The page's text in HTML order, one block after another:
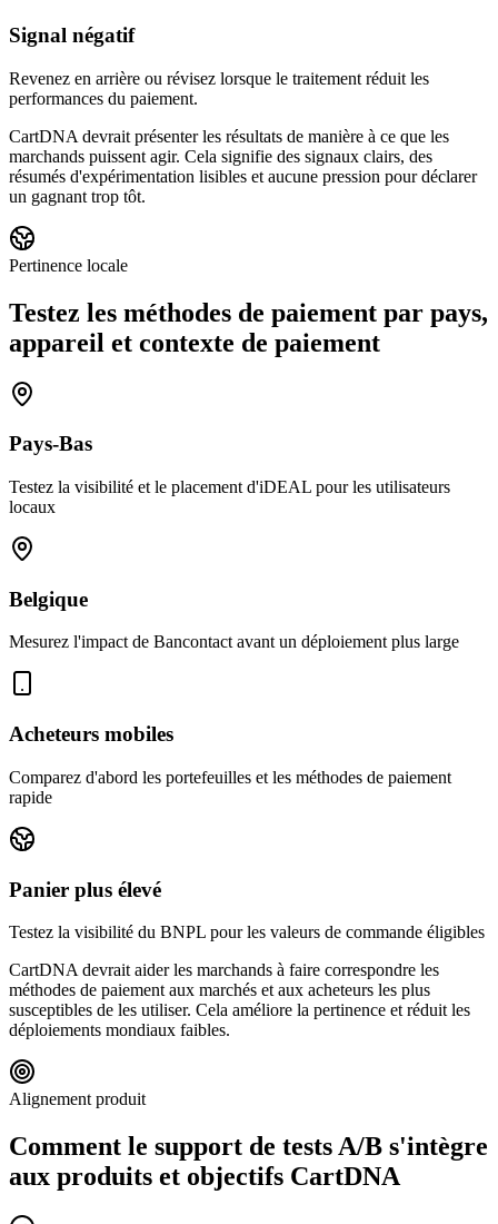
Signal négatif
Revenez en arrière ou révisez lorsque le traitement réduit les
performances du paiement.
CartDNA devrait présenter les résultats de manière à ce que les
marchands puissent agir. Cela signifie des signaux clairs, des
résumés d'expérimentation lisibles et aucune pression pour déclarer
un gagnant trop tôt.
Pertinence locale
Testez les méthodes de paiement par pays,
appareil et contexte de paiement
Pays-Bas
Testez la visibilité et le placement d'iDEAL pour les utilisateurs
locaux
Belgique
Mesurez l'impact de Bancontact avant un déploiement plus large
Acheteurs mobiles
Comparez d'abord les portefeuilles et les méthodes de paiement
rapide
Panier plus élevé
Testez la visibilité du BNPL pour les valeurs de commande éligibles
CartDNA devrait aider les marchands à faire correspondre les
méthodes de paiement aux marchés et aux acheteurs les plus
susceptibles de les utiliser. Cela améliore la pertinence et réduit les
déploiements mondiaux faibles.
Alignement produit
Comment le support de tests A/B s'intègre
aux produits et objectifs CartDNA